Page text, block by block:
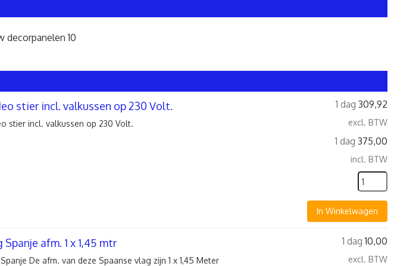
decorpanelen 10
1 dag 309,92
excl. BTW
1 dag 375,00
incl. BTW
In Winkelwagen
stier incl. valkussen op 230 Volt.
stier incl. valkussen op 230 Volt.
1 dag 10,00
excl. BTW
Spanje afm. 1 x 1,45 mtr
De afm. van deze Spaanse vlag zijn 1 x 1,45 Meter